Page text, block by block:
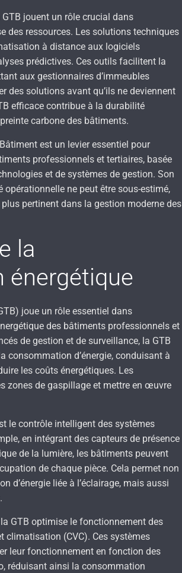
jouent un rôle crucial dans
des ressources. Les solutions techniques
à distance aux logiciels
prédictives. Ces outils facilitent la
aux gestionnaires d’immeubles
des solutions avant qu’ils ne deviennent
efficace contribue à la durabilité
carbone des bâtiments.
est un levier essentiel pour
professionnels et tertiaires, basée
et de systèmes de gestion. Son
opérationnelle ne peut être sous-estimé,
pertinent dans la gestion moderne des
la
énergétique
joue un rôle essentiel dans
des bâtiments professionnels et
de gestion et de surveillance, la GTB
consommation d’énergie, conduisant à
les coûts énergétiques. Les
zones de gaspillage et mettre en œuvre
le contrôle intelligent des systèmes
en intégrant des capteurs de présence
de la lumière, les bâtiments peuvent
de chaque pièce. Cela permet non
d’énergie liée à l’éclairage, mais aussi
GTB optimise le fonctionnement des
climatisation (CVC). Ces systèmes
leur fonctionnement en fonction des
réduisant ainsi la consommation